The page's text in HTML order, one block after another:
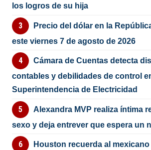
los logros de su hija
Precio del dólar en la
este viernes 7 de agosto de 2026
Cámara de Cuentas detecta
contables y debilidades de control
Superintendencia de Electricidad
Alexandra MVP realiza íntima
sexo y deja entrever que espera un
Houston recuerda al